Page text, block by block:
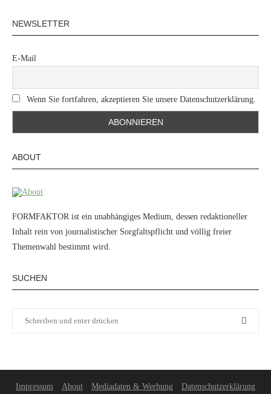
NEWSLETTER
E-Mail
Wenn Sie fortfahren, akzeptieren Sie unsere Datenschutzerklärung.
ABOUT
FORMFAKTOR ist ein unabhängiges Medium, dessen redaktioneller
Inhalt rein von journalistischer Sorgfaltspflicht und völlig freier
Themenwahl bestimmt wird.
SUCHEN
Impressum About Mediadaten & Werbung Datenschutzerklärung